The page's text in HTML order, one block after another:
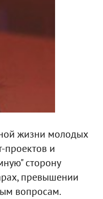
жизни молодых
проектов и
сторону
превышении
вопросам.